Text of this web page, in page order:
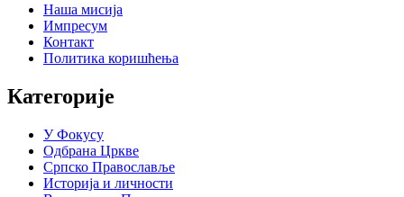
Наша мисија
Импресум
Контакт
Политика коришћења
Категорије
У Фокусу
Одбрана Цркве
Српско Православље
Историја и личности